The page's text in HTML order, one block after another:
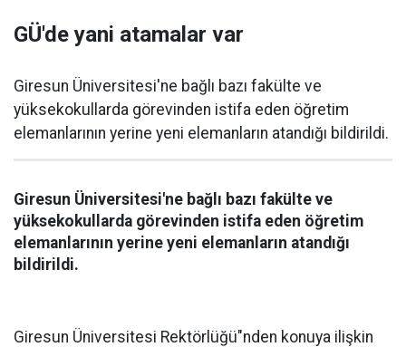
GÜ'de yani atamalar var
Giresun Üniversitesi'ne bağlı bazı fakülte ve
yüksekokullarda görevinden istifa eden öğretim
elemanlarının yerine yeni elemanların atandığı bildirildi.
Giresun Üniversitesi'ne bağlı bazı fakülte ve
yüksekokullarda görevinden istifa eden öğretim
elemanlarının yerine yeni elemanların atandığı
bildirildi.
Giresun Üniversitesi Rektörlüğü"nden konuya ilişkin